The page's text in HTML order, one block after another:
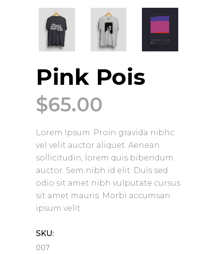
Pink Pois
$65.00
Lorem Ipsum. Proin gravida nibhc
vel velit auctor aliquet. Aenean
sollicitudin, lorem quis bibendum
auctor. Sem nibh id elit. Duis sed
odio sit amet nibh vulputate cursus
sit amet mauris. Morbi accumsan
ipsum velit.
SKU:
007